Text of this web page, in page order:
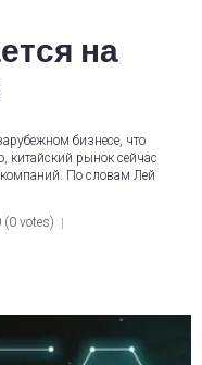
на
бизнесе, что
китайский рынок сейчас
По словам Лей
(0 votes)